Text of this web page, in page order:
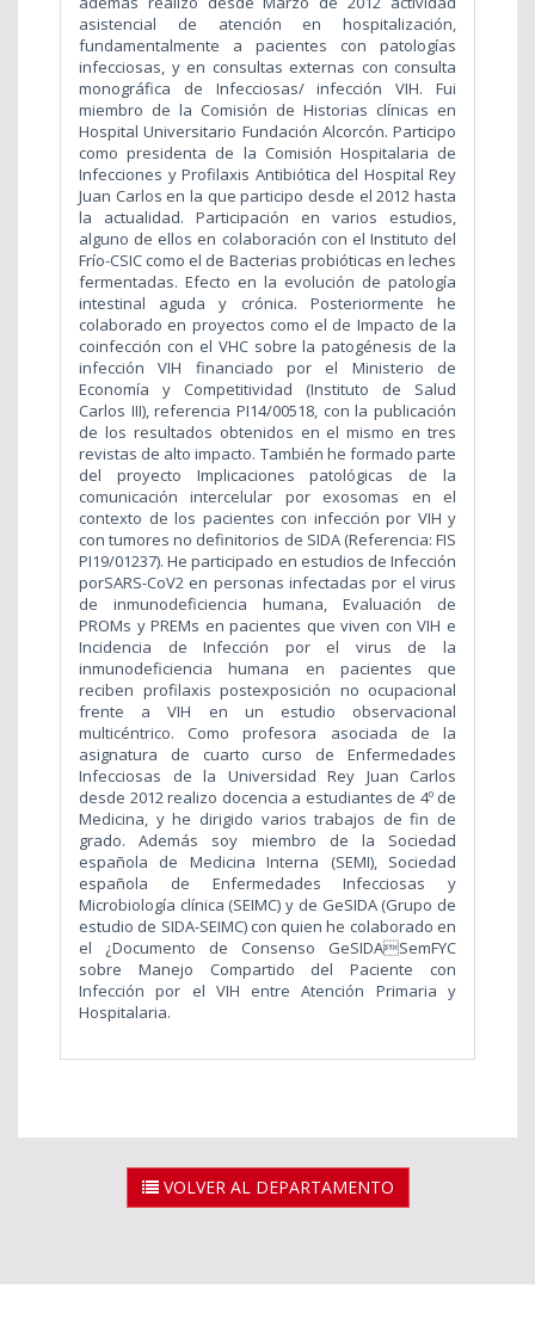
asistencial de atención en hospitalización,
fundamentalmente a pacientes con patologías
infecciosas, y en consultas externas con consulta
monográfica de Infecciosas/ infección VIH. Fui
miembro de la Comisión de Historias clínicas en
Hospital Universitario Fundación Alcorcón. Participo
como presidenta de la Comisión Hospitalaria de
Infecciones y Profilaxis Antibiótica del Hospital Rey
Juan Carlos en la que participo desde el 2012 hasta
la actualidad. Participación en varios estudios,
alguno de ellos en colaboración con el Instituto del
Frío-CSIC como el de Bacterias probióticas en leches
fermentadas. Efecto en la evolución de patología
intestinal aguda y crónica. Posteriormente he
colaborado en proyectos como el de Impacto de la
coinfección con el VHC sobre la patogénesis de la
infección VIH financiado por el Ministerio de
Economía y Competitividad (Instituto de Salud
Carlos III), referencia PI14/00518, con la publicación
de los resultados obtenidos en el mismo en tres
revistas de alto impacto. También he formado parte
del proyecto Implicaciones patológicas de la
comunicación intercelular por exosomas en el
contexto de los pacientes con infección por VIH y
con tumores no definitorios de SIDA (Referencia: FIS
PI19/01237). He participado en estudios de Infección
porSARS-CoV2 en personas infectadas por el virus
de inmunodeficiencia humana, Evaluación de
PROMs y PREMs en pacientes que viven con VIH e
Incidencia de Infección por el virus de la
inmunodeficiencia humana en pacientes que
reciben profilaxis postexposición no ocupacional
frente a VIH en un estudio observacional
multicéntrico. Como profesora asociada de la
asignatura de cuarto curso de Enfermedades
Infecciosas de la Universidad Rey Juan Carlos
desde 2012 realizo docencia a estudiantes de 4º de
Medicina, y he dirigido varios trabajos de fin de
grado. Además soy miembro de la Sociedad
española de Medicina Interna (SEMI), Sociedad
española de Enfermedades Infecciosas y
Microbiología clínica (SEIMC) y de GeSIDA (Grupo de
estudio de SIDA-SEIMC) con quien he colaborado en
el ¿Documento de Consenso GeSIDASemFYC
sobre Manejo Compartido del Paciente con
Infección por el VIH entre Atención Primaria y
Hospitalaria.
VOLVER AL DEPARTAMENTO